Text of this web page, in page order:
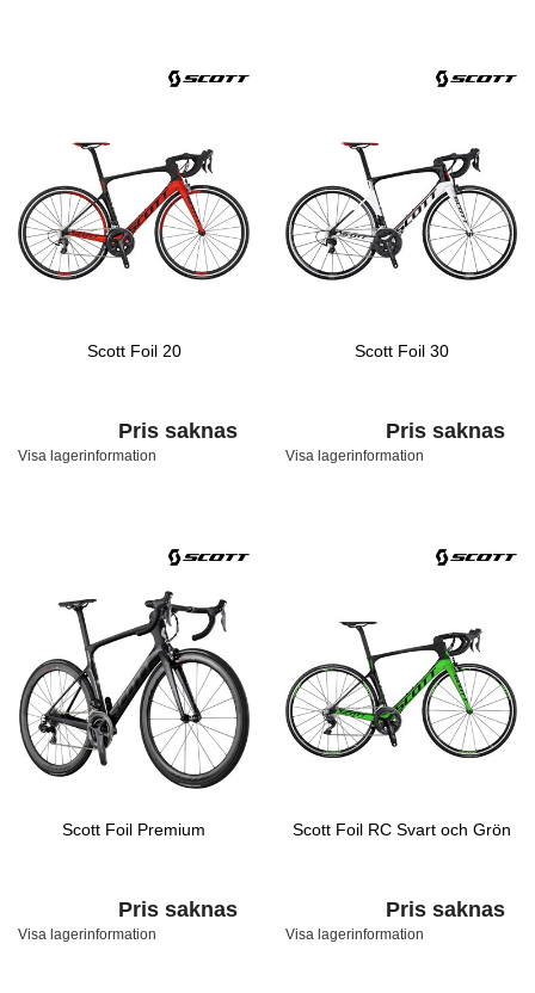
Scott Foil 20
Pris saknas
Visa lagerinformation
Scott Foil 30
Pris saknas
Visa lagerinformation
Scott Foil Premium
Pris saknas
Visa lagerinformation
Scott Foil RC Svart och Grön
Pris saknas
Visa lagerinformation